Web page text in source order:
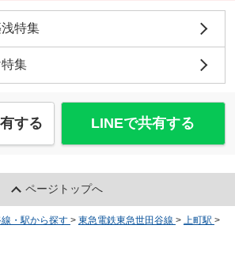
浅特集
特集
する LINEで共有する
ページトップへ
・駅から探す > 東急電鉄東急世田谷線 > 上町駅 >